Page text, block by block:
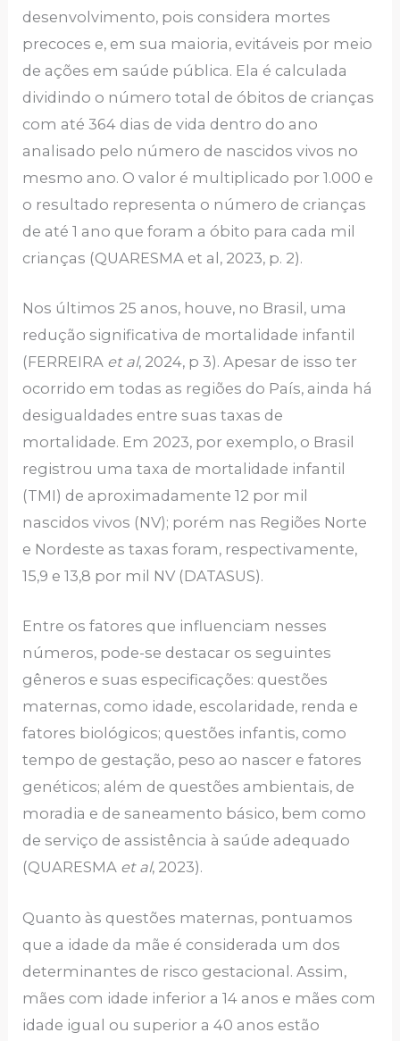
desenvolvimento, pois considera mortes
precoces e, em sua maioria, evitáveis por meio
de ações em saúde pública. Ela é calculada
dividindo o número total de óbitos de crianças
com até 364 dias de vida dentro do ano
analisado pelo número de nascidos vivos no
mesmo ano. O valor é multiplicado por 1.000 e
o resultado representa o número de crianças
de até 1 ano que foram a óbito para cada mil
crianças (QUARESMA et al, 2023, p. 2).
Nos últimos 25 anos, houve, no Brasil, uma
redução significativa de mortalidade infantil
(FERREIRA et al, 2024, p 3). Apesar de isso ter
ocorrido em todas as regiões do País, ainda há
desigualdades entre suas taxas de
mortalidade. Em 2023, por exemplo, o Brasil
registrou uma taxa de mortalidade infantil
(TMI) de aproximadamente 12 por mil
nascidos vivos (NV); porém nas Regiões Norte
e Nordeste as taxas foram, respectivamente,
15,9 e 13,8 por mil NV (DATASUS).
Entre os fatores que influenciam nesses
números, pode-se destacar os seguintes
gêneros e suas especificações: questões
maternas, como idade, escolaridade, renda e
fatores biológicos; questões infantis, como
tempo de gestação, peso ao nascer e fatores
genéticos; além de questões ambientais, de
moradia e de saneamento básico, bem como
de serviço de assistência à saúde adequado
(QUARESMA et al, 2023).
Quanto às questões maternas, pontuamos
que a idade da mãe é considerada um dos
determinantes de risco gestacional. Assim,
mães com idade inferior a 14 anos e mães com
idade igual ou superior a 40 anos estão